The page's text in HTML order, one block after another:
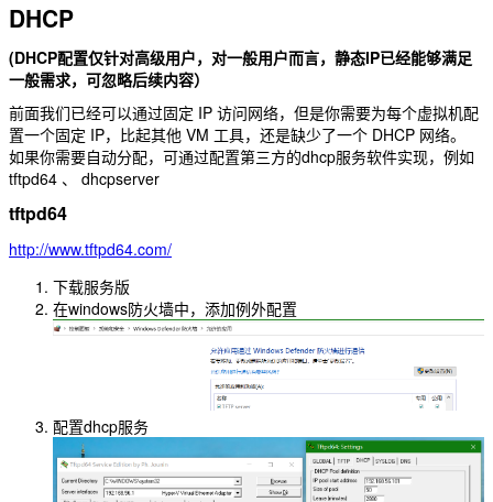
DHCP
(DHCP配置仅针对高级用户，对一般用户而言，静态IP已经能够满足
一般需求，可忽略后续内容）
前面我们已经可以通过固定 IP 访问网络，但是你需要为每个虚拟机配
置一个固定 IP，比起其他 VM 工具，还是缺少了一个 DHCP 网络。
如果你需要自动分配，可通过配置第三方的dhcp服务软件实现，例如
tftpd64 、 dhcpserver
tftpd64
http://www.tftpd64.com/
下载服务版
在windows防火墙中，添加例外配置
配置dhcp服务